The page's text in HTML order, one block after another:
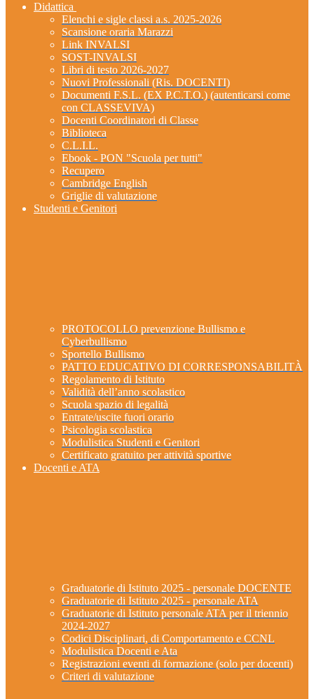
Didattica
Elenchi e sigle classi a.s. 2025-2026
Scansione oraria Marazzi
Link INVALSI
SOST-INVALSI
Libri di testo 2026-2027
Nuovi Professionali (Ris. DOCENTI)
Documenti F.S.L. (EX P.C.T.O.) (autenticarsi come
con CLASSEVIVA)
Docenti Coordinatori di Classe
Biblioteca
C.L.I.L.
Ebook - PON "Scuola per tutti"
Recupero
Cambridge English
Griglie di valutazione
Studenti e Genitori
PROTOCOLLO prevenzione Bullismo e
Cyberbullismo
Sportello Bullismo
PATTO EDUCATIVO DI CORRESPONSABILITÀ
Regolamento di Istituto
Validità dell’anno scolastico
Scuola spazio di legalità
Entrate/uscite fuori orario
Psicologia scolastica
Modulistica Studenti e Genitori
Certificato gratuito per attività sportive
Docenti e ATA
Graduatorie di Istituto 2025 - personale DOCENTE
Graduatorie di Istituto 2025 - personale ATA
Graduatorie di Istituto personale ATA per il triennio
2024-2027
Codici Disciplinari, di Comportamento e CCNL
Modulistica Docenti e Ata
Registrazioni eventi di formazione (solo per docenti)
Criteri di valutazione